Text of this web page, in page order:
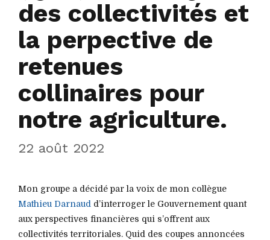
des collectivités et
la perpective de
retenues
collinaires pour
notre agriculture.
22 août 2022
Mon groupe a décidé par la voix de mon collègue
Mathieu Darnaud d’interroger le Gouvernement quant
aux perspectives financières qui s’offrent aux
collectivités territoriales. Quid des coupes annoncées